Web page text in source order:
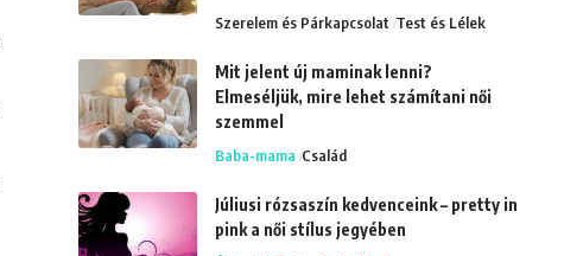
Szerelem és Párkapcsolat Test és Lélek
Mit jelent új maminak lenni?
Elmeséljük, mire lehet számítani női
szemmel
Baba-mama Család
Júliusi rózsaszín kedvenceink – pretty in
pink a női stílus jegyében